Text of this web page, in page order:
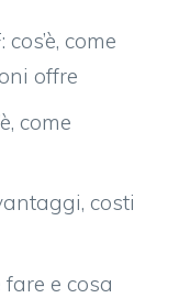
come
offre
come
costi
e cosa